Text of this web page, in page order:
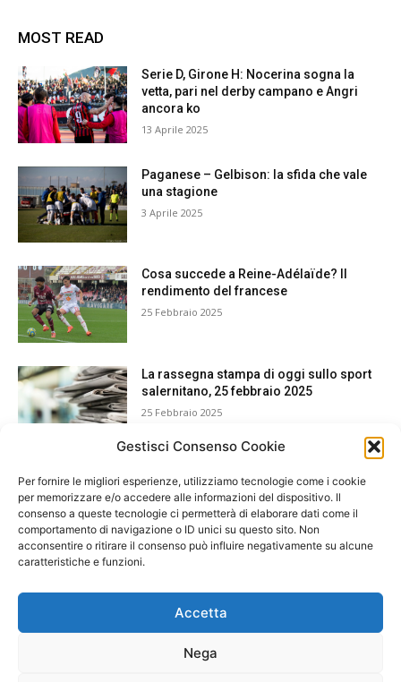
Gestisci Consenso Cookie
Per fornire le migliori esperienze, utilizziamo tecnologie come i cookie
per memorizzare e/o accedere alle informazioni del dispositivo. Il
consenso a queste tecnologie ci permetterà di elaborare dati come il
comportamento di navigazione o ID unici su questo sito. Non
acconsentire o ritirare il consenso può influire negativamente su alcune
caratteristiche e funzioni.
Accetta
Nega
MOST READ
Serie D, Girone H: Nocerina sogna la
vetta, pari nel derby campano e Angri
ancora ko
13 Aprile 2025
Paganese – Gelbison: la sfida che vale
una stagione
3 Aprile 2025
Cosa succede a Reine-Adélaïde? Il
rendimento del francese
25 Febbraio 2025
La rassegna stampa di oggi sullo sport
salernitano, 25 febbraio 2025
25 Febbraio 2025